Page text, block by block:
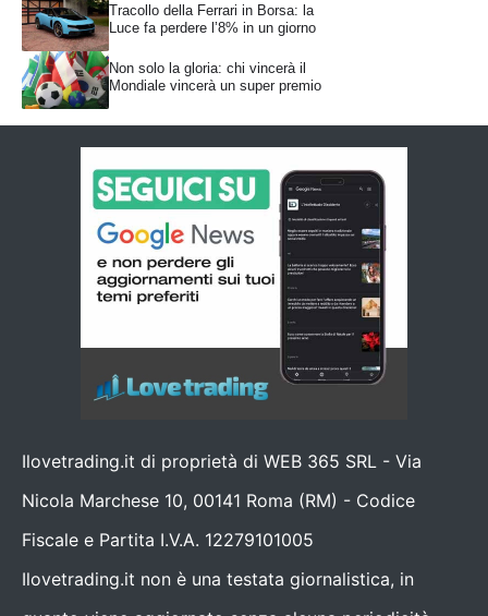
Tracollo della Ferrari in Borsa: la
Luce fa perdere l’8% in un giorno
Non solo la gloria: chi vincerà il
Mondiale vincerà un super premio
Ilovetrading.it di proprietà di WEB 365 SRL - Via
Nicola Marchese 10, 00141 Roma (RM) - Codice
Fiscale e Partita I.V.A. 12279101005
Ilovetrading.it non è una testata giornalistica, in